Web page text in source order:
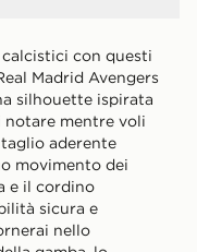
con questi
Madrid Avengers
silhouette ispirata
notare mentre voli
aderente
movimento dei
e il cordino
sicura e
nello